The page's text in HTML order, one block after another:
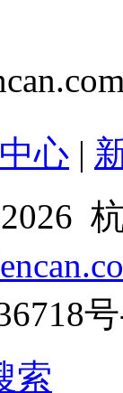
心 |
索